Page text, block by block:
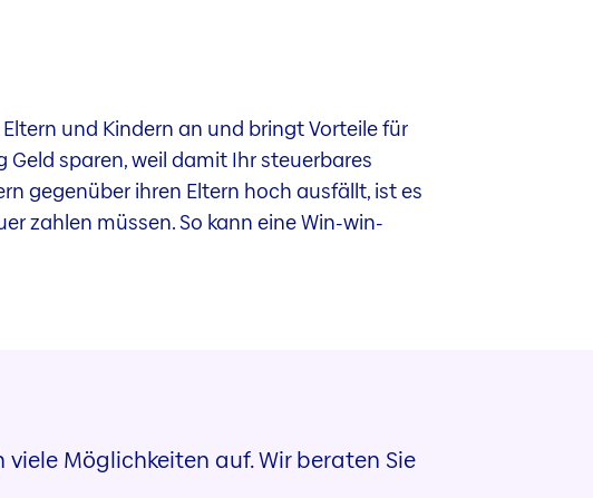
und Kindern an und bringt Vorteile für
Geld sparen, weil damit Ihr steuerbares
gegenüber ihren Eltern hoch ausfällt, ist es
zahlen müssen. So kann eine Win-win-
Möglichkeiten auf. Wir beraten Sie